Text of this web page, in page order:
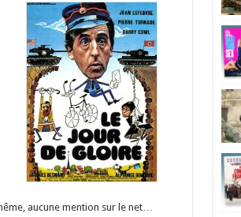
aucune mention sur le net…